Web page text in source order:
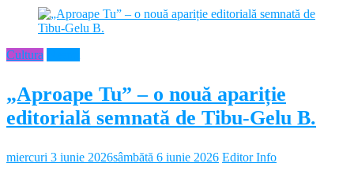
Cultura
„Aproape Tu” – o nouă apariție
editorială semnată de Tibu-Gelu B.
miercuri 3 iunie 2026sâmbătă 6 iunie 2026 Editor Info